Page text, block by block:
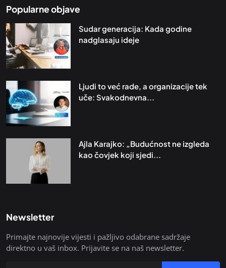
Popularne objave
Sudar generacija: Kada godine
nadglasaju ideje
Ljudi to već rade, a organizacije tek
uče: Svakodnevna...
Ajla Karajko: „Budućnost ne izgleda
kao čovjek koji sjedi...
Newsletter
Primajte najnovije vijesti i pažljivo odabrane sadržaje
direktno u vaš inbox. Prijavite se na naš newsletter.